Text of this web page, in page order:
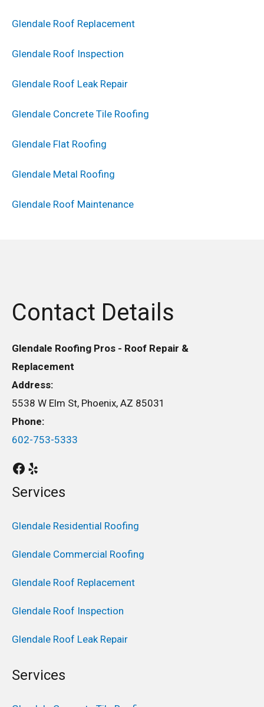
Glendale Roof Replacement
Glendale Roof Inspection
Glendale Roof Leak Repair
Glendale Concrete Tile Roofing
Glendale Flat Roofing
Glendale Metal Roofing
Glendale Roof Maintenance
Contact Details
Glendale Roofing Pros - Roof Repair &
Replacement
Address:
5538 W Elm St, Phoenix, AZ 85031
Phone:
602-753-5333
Services
Glendale Residential Roofing
Glendale Commercial Roofing
Glendale Roof Replacement
Glendale Roof Inspection
Glendale Roof Leak Repair
Services